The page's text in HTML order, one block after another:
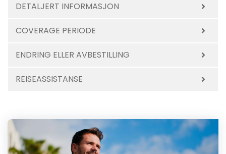
DETALJERT INFORMASJON
COVERAGE PERIODE
ENDRING ELLER AVBESTILLING
REISEASSISTANSE